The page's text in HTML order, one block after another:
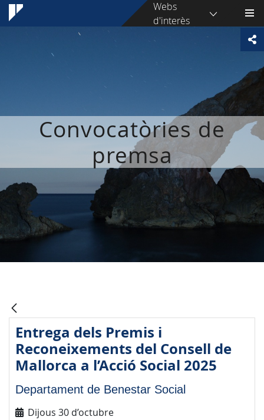
Webs
d'interès
Convocatòries de
premsa
Entrega dels Premis i
Reconeixements del Consell de
Mallorca a l’Acció Social 2025
Departament de Benestar Social
Dijous 30 d’octubre